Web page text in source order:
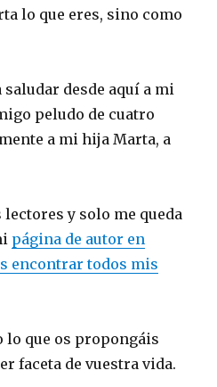
lo que eres, sino como
desde aquí a mi
peludo de cuatro
a mi hija Marta, a
y solo me queda
página de autor en
encontrar todos mis
lo que os propongáis
faceta de vuestra vida.